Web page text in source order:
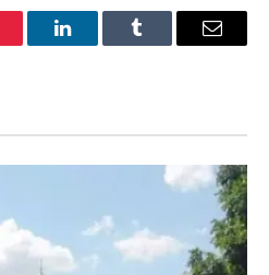
LinkedInTumblr Email